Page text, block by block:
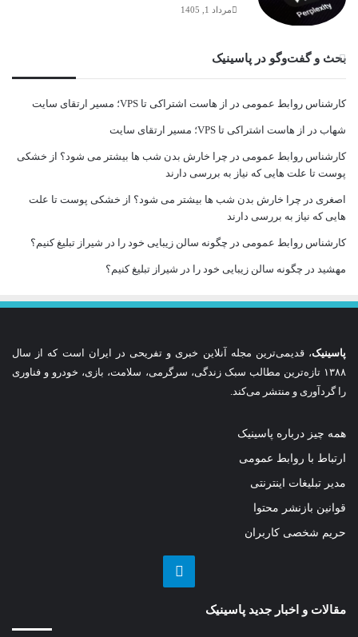
مرداد 1, 1405
بحث و گفت‌وگو در پاسینیک
کارشناس روابط عمومی در از هاست اشتراکی تا VPS؛ مسیر ارتقای سایت
شهاب در از هاست اشتراکی تا VPS؛ مسیر ارتقای سایت
کارشناس روابط عمومی در چرا خارش بدن شب ها بیشتر می شود؟ از خشکی
پوست تا علت هایی که نیاز به بررسی دارند
اصغری در چرا خارش بدن شب ها بیشتر می شود؟ از خشکی پوست تا علت
هایی که نیاز به بررسی دارند
کارشناس روابط عمومی در چگونه سالن زیبایی خود را در شیراز تبلیغ کنیم؟
مهشید در چگونه سالن زیبایی خود را در شیراز تبلیغ کنیم؟
پاسینیک، قدیمی‌ترین مجله آنلاین خبری و تفریحی در ایران است که از سال
۱۳۸۸ تازه‌ترین مطالب سبک زندگی، سرگرمی، سلامت، بازی، خودرو و فناوری
را گردآوری و منتشر می‌کند.
همه چیز درباره پاسینیک
ارتباط با روابط عمومی
مدیر تبلیغات اینترنتی
قوانین بازنشر محتوا
حریم شخصی کاربران
مقالات و اخبار جدید پاسینیک